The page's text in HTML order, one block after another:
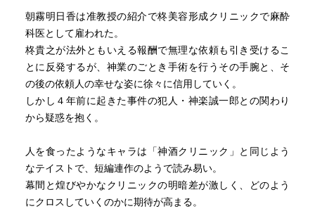
朝霧明日香は准教授の紹介で柊美容形成クリニックで麻酔
科医として雇われた。
柊貴之が法外ともいえる報酬で無理な依頼も引き受けるこ
とに反発するが、神業のごとき手術を行うその手腕と、そ
の後の依頼人の幸せな姿に徐々に信用していく。
しかし４年前に起きた事件の犯人・神楽誠一郎との関わり
から疑惑を抱く。
人を食ったようなキャラは「神酒クリニック」と同じよう
なテイストで、短編連作のようで読み易い。
幕間と煌びやかなクリニックの明暗差が激しく、どのよう
にクロスしていくのかに期待が高まる。